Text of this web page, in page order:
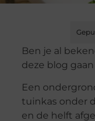
Ben je al
deze blog
Een
tuinkas onder
en de helft